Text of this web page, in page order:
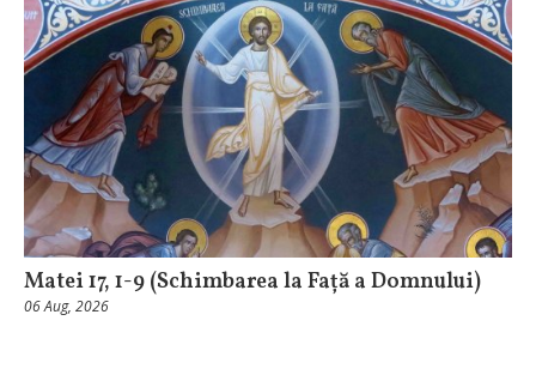
Matei 17, 1-9 (Schimbarea la Față a Domnului)
06 Aug, 2026